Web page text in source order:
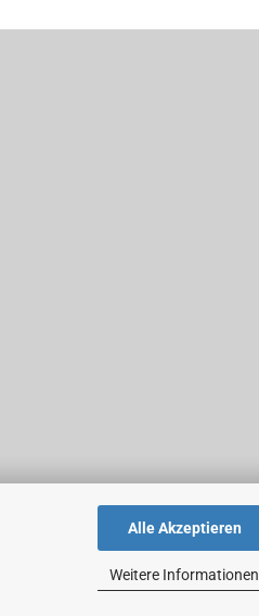
Alle Akzeptieren
Weitere Informationen